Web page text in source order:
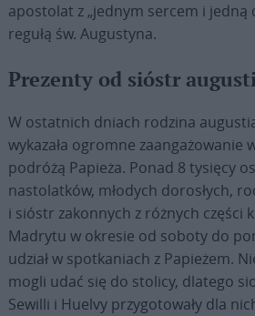
apostolat z „jednym sercem i jedną
regułą św. Augustyna.
Prezenty od sióstr
W ostatnich dniach rodzina
wykazała ogromne zaangażowanie
podróżą Papieża. Ponad 8 tysięcy
nastolatków, młodych dorosłych,
i sióstr zakonnych z różnych części
Madrytu w okresie od soboty do
udział w spotkaniach z Papieżem.
mogli udać się do stolicy, dlatego
Sewilli i Huelvy przygotowały dla